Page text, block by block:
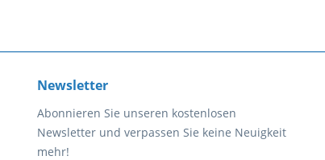
Newsletter
Abonnieren Sie unseren kostenlosen
Newsletter und verpassen Sie keine Neuigkeit
mehr!